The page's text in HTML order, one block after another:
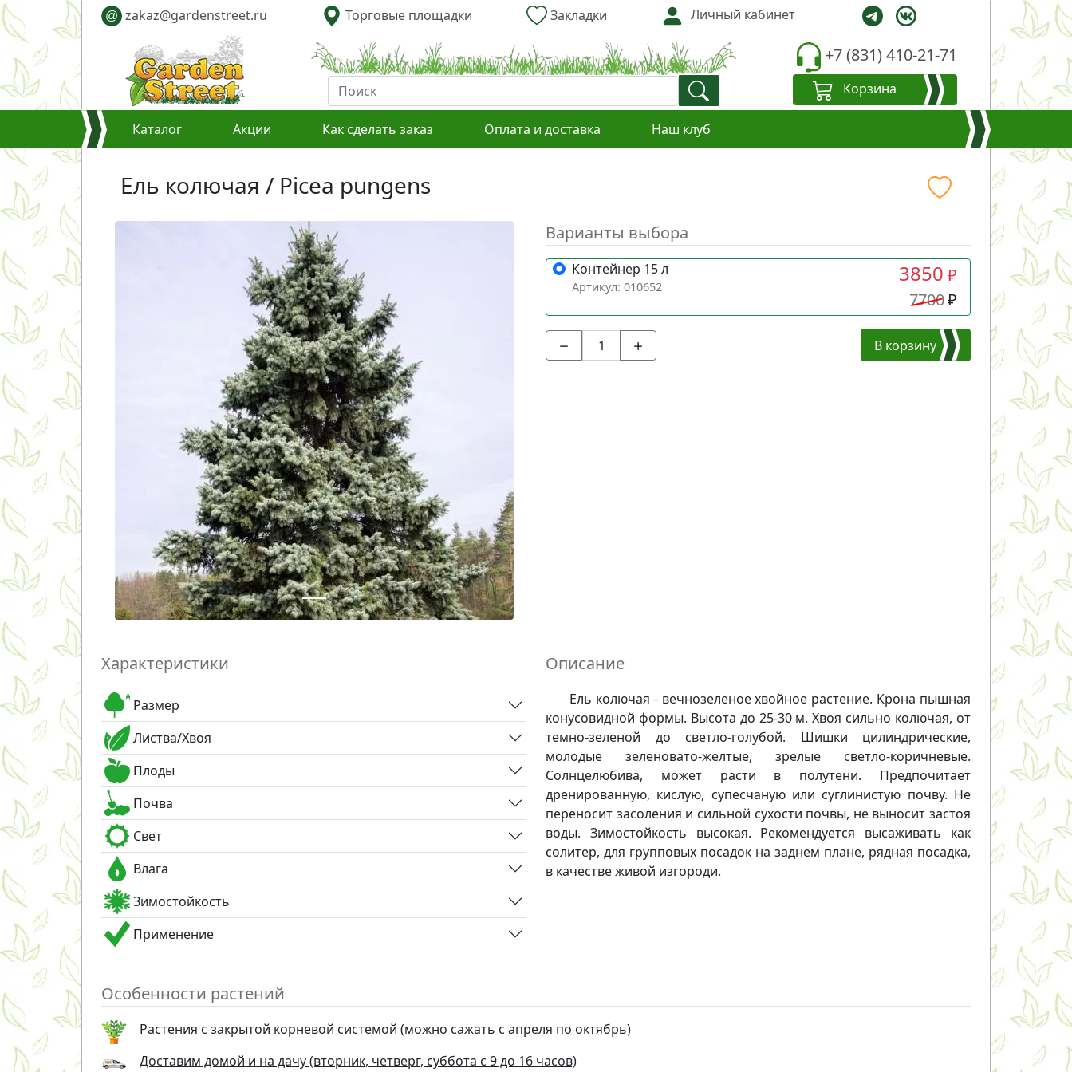
@ zakaz@gardenstreet.ru Торговые площадки Закладки Личный кабинет
+7 (831) 410-21-71
Корзина
Каталог Акции Как сделать заказ Оплата и доставка Наш клуб
Ель колючая / Picea pungens
Варианты выбора
Контейнер 15 л
Артикул: 010652
3850 ₽
7700₽
В корзину
Характеристики
Размер
Листва/Хвоя
Плоды
Почва
Свет
Влага
Зимостойкость
Применение
Описание
Ель колючая - вечнозеленое хвойное растение. Крона пышная
конусовидной формы. Высота до 25-30 м. Хвоя сильно колючая, от
темно-зеленой до светло-голубой. Шишки цилиндрические,
молодые зеленовато-желтые, зрелые светло-коричневые.
Солнцелюбива, может расти в полутени. Предпочитает
дренированную, кислую, супесчаную или суглинистую почву. Не
переносит засоления и сильной сухости почвы, не выносит застоя
воды. Зимостойкость высокая. Рекомендуется высаживать как
солитер, для групповых посадок на заднем плане, рядная посадка,
в качестве живой изгороди.
Особенности растений
Растения с закрытой корневой системой (можно сажать с апреля по октябрь)
Доставим домой и на дачу (вторник, четверг, суббота с 9 до 16 часов)